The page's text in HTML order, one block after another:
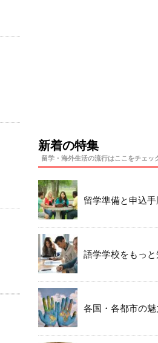
新着の特集
留学・海外生活の流行はここをチェッ
留学準備と申込手
語学学校をもっと
各国・各都市の魅